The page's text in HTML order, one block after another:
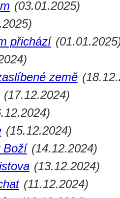
(03.01.2025)
přichází
země
(17.12.2024)
(15.12.2024)
Boží (14.12.2024)
(13.12.2024)
(11.12.2024)